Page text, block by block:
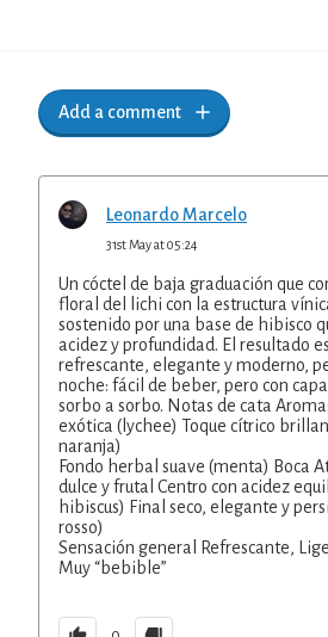
Add a comment
Leonardo Marcelo
31st May at 05:24
Un cóctel de baja graduación que
floral del lichi con la estructura
sostenido por una base de hibisco
acidez y profundidad. El resultado
refrescante, elegante y moderno,
noche: fácil de beber, pero con
sorbo a sorbo. Notas de cata
exótica (lychee) Toque cítrico
naranja)
Fondo herbal suave (menta) Boca
dulce y frutal Centro con acidez
hibiscus) Final seco, elegante y
rosso)
Sensación general Refrescante,
Muy “bebible”